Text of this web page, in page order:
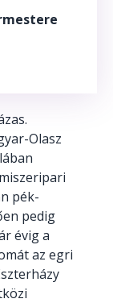
Olasz
pék-
pedig
évig a
az egri